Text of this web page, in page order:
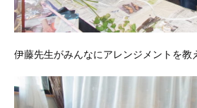
伊藤先生がみんなにアレンジメントを教